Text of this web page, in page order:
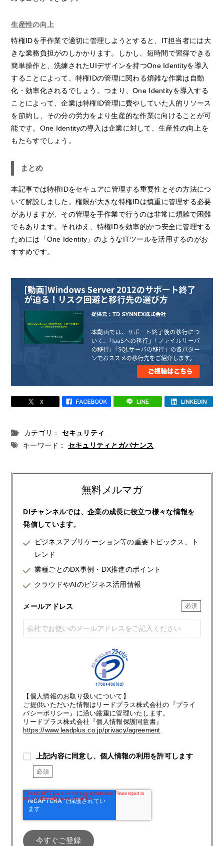
生産性の向上
特権IDを手作業で適切に管理しようとすると、IT担当者には大
きな業務負担がのしかかります。しかし、短時間で習得できる
簡単操作と、洗練されたUIデザインを持つOne Identityを導入
することによって、特権IDの管理に関わる煩雑な作業は自動
化・効率化されるでしょう。つまり、One Identityを導入する
ことによって、企業は特権ID管理に費やしていた人的リソース
を節約し、その分の労力をより生産的な作業に向けることが可
能です。One Identityの導入は企業に対して、生産性の向上を
もたらすでしょう。
まとめ
本記事では特権IDをセキュアに管理する重要性とその方法につ
いて解説しました。権限が大きな特権IDは慎重に管理する必要
がありますが、その管理を手作業で行うのは非常に煩雑で困難
でもあります。それゆえ、特権IDを効率的かつ安全に管理する
ためには「One Identity」のようなITツールを活用するのがお
すすめです。
カテゴリ：
セキュリティ
キーワード：
セキュリティとガバナンス
無料メルマガ
DIチャンネルでは、企業の成長に役立つ様々な情報を
発信しています。
ビジネスアプリケーション等の重要トピックス、ト
レンド
業種ごとのDX事例・DX推進のポイント
クラウドやAIのビジネス活用情報
メールアドレス
【個人情報のお取り扱いについて】
ご提供いただいた情報はリードプラス株式会社の『プライ
バシーポリシー』に沿い厳重に管理いたします。
リードプラス株式会社『個人情報保護同意書』
https://www.leadplus.co.jp/privacy/agreement
上記内容に同意し、個人情報の利用を許可します